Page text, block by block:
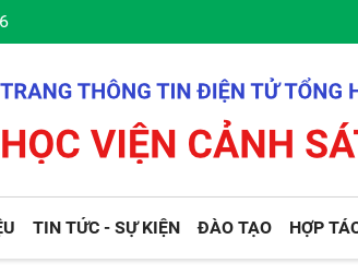
TIN TỨC - SỰ KIỆN ĐÀO TẠO HỢP